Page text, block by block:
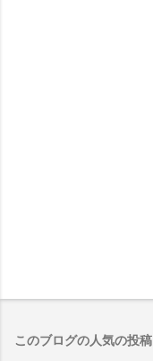
このブログの人気の投稿